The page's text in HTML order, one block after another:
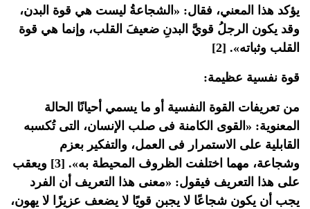
يؤكد هذا المعني، فقال: «الشجاعةُ ليست هي قوة البدن،
وقد يكون الرجلُ قويَّ البدنِ ضعيفَ القلب، وإنما هي قوة
القلب وثباته». [2]
قوة نفسية عظيمة:
من تعريفات القوة النفسية أو ما يسمي أحيانًا الحالة
المعنوية: «القوى الكامنة فى صلب الإنسان، التى تُكسبه
القابلية على الاستمرار فى العمل، والتفكير بعزم
وشجاعة، مهما اختلفت الظروف المحيطة به». [3] ويعقب
على هذا التعريف فيقول: «معنى هذا التعريف أن الفرد
يجب أن يكون شجاعًا لا يجبن قويًا لا يضعف عزيزًا لا يهون،